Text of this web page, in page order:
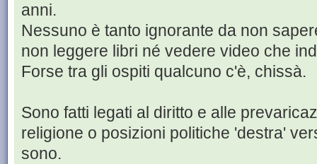
anni.
Nessuno è tanto ignorante da non
non leggere libri né vedere video che
Forse tra gli ospiti qualcuno c'è, chissà.
Sono fatti legati al diritto e alle
religione o posizioni politiche 'destra'
sono.